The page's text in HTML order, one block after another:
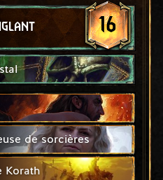
16
de sorcières
Korath